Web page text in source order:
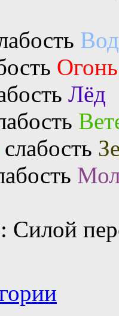
Огонь
Лёд
слабость
: Силой